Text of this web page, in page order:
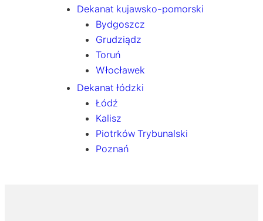
Dekanat kujawsko-pomorski
Bydgoszcz
Grudziądz
Toruń
Włocławek
Dekanat łódzki
Łódź
Kalisz
Piotrków Trybunalski
Poznań